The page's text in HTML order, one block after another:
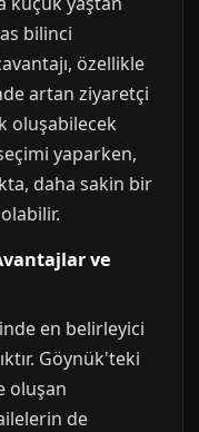
bilinci
özellikle
artan ziyaretçi
oluşabilecek
yaparken,
daha sakin bir
ve
en belirleyici
Göynük'teki
oluşan
de